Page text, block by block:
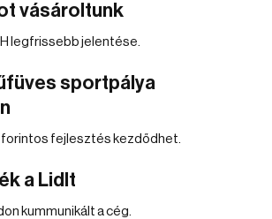
vásároltunk
legfrissebb jelentése.
sportpálya
forintos fejlesztés kezdődhet.
a Lidlt
kummunikált a cég.